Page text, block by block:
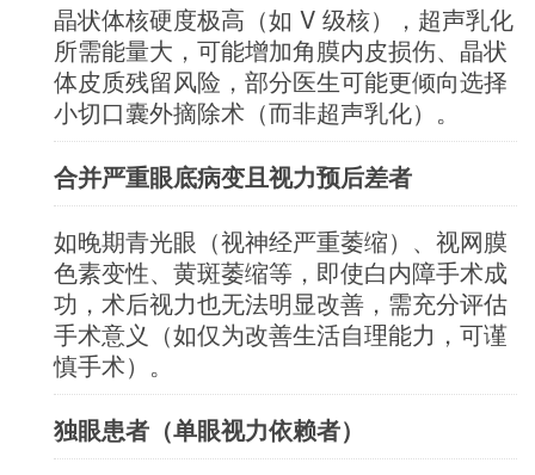
晶状体核硬度极高（如 V 级核），超声乳化
所需能量大，可能增加角膜内皮损伤、晶状
体皮质残留风险，部分医生可能更倾向选择
小切口囊外摘除术（而非超声乳化）。
合并严重眼底病变且视力预后差者
如晚期青光眼（视神经严重萎缩）、视网膜
色素变性、黄斑萎缩等，即使白内障手术成
功，术后视力也无法明显改善，需充分评估
手术意义（如仅为改善生活自理能力，可谨
慎手术）。
独眼患者（单眼视力依赖者）